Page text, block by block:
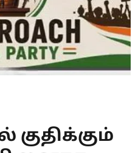
குதிக்கும்